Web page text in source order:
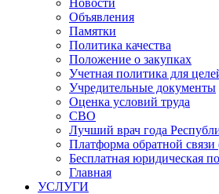
Новости
Объявления
Памятки
Политика качества
Положение о закупках
Учетная политика для
Учредительные документы
Оценка условий труда
СВО
Лучший врач года
Платформа обратной
Бесплатная юридическая
Главная
УСЛУГИ